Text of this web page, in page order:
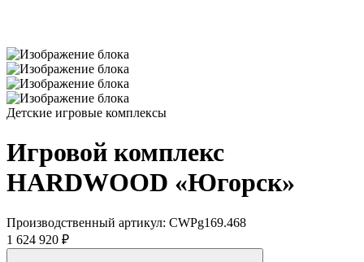
Детские игровые комплексы
Игровой комплекс
HARDWOOD «Югорск»
Производственный артикул: CWPg169.468
1 624 920 ₽